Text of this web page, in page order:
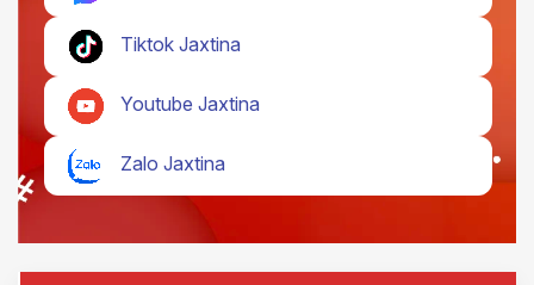
Tiktok Jaxtina
Youtube Jaxtina
Zalo Jaxtina